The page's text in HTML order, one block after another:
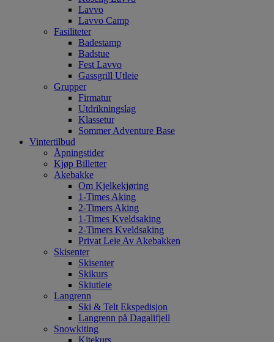
Lavvo
Lavvo Camp
Fasiliteter
Badestamp
Badstue
Fest Lavvo
Gassgrill Utleie
Grupper
Firmatur
Utdrikningslag
Klassetur
Sommer Adventure Base
Vintertilbud
Åpningstider
Kjøp Billetter
Akebakke
Om Kjelkekjøring
1-Times Aking
2-Timers Aking
1-Times Kveldsaking
2-Timers Kveldsaking
Privat Leie Av Akebakken
Skisenter
Skisenter
Skikurs
Skiutleie
Langrenn
Ski & Telt Ekspedisjon
Langrenn på Dagalifjell
Snowkiting
Kitekurs